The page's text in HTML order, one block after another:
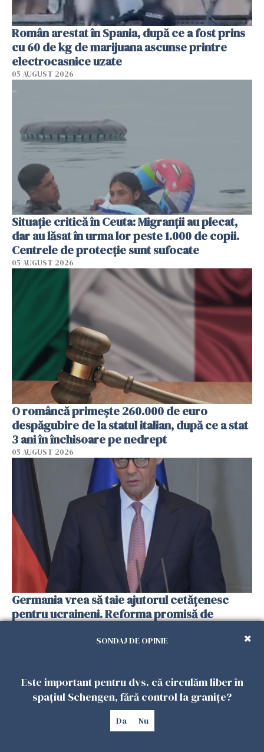
Român arestat în Spania, după ce a fost prins
cu 60 de kg de marijuana ascunse printre
electrocasnice uzate
05 AUGUST 2026
Situație critică în Ceuta: Migranții au plecat,
dar au lăsat în urma lor peste 1.000 de copii.
Centrele de protecție sunt sufocate
05 AUGUST 2026
O româncă primește 260.000 de euro
despăgubire de la statul italian, după ce a stat
3 ani în închisoare pe nedrept
05 AUGUST 2026
Germania vrea să taie ajutorul cetățenesc
pentru ucraineni. Reforma promisă de
SONDAJ DE OPINIE
Este important pentru dvs. că circulăm liber în
spațiul Schengen, fără control la granițe?
Da Nu